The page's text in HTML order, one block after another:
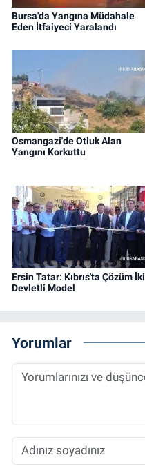
Bursa'da Yangına Müdahale
Eden İtfaiyeci Yaralandı
Osmangazi'de Otluk Alan
Yangını Korkuttu
Ersin Tatar: Kıbrıs'ta Çözüm İki
Devletli Model
Yorumlar